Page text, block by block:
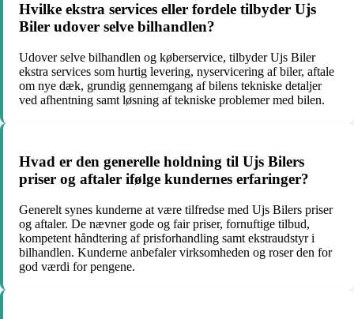
Hvilke ekstra services eller fordele tilbyder Ujs
Biler udover selve bilhandlen?
Udover selve bilhandlen og køberservice, tilbyder Ujs Biler
ekstra services som hurtig levering, nyservicering af biler, aftale
om nye dæk, grundig gennemgang af bilens tekniske detaljer
ved afhentning samt løsning af tekniske problemer med bilen.
Hvad er den generelle holdning til Ujs Bilers
priser og aftaler ifølge kundernes erfaringer?
Generelt synes kunderne at være tilfredse med Ujs Bilers priser
og aftaler. De nævner gode og fair priser, fornuftige tilbud,
kompetent håndtering af prisforhandling samt ekstraudstyr i
bilhandlen. Kunderne anbefaler virksomheden og roser den for
god værdi for pengene.